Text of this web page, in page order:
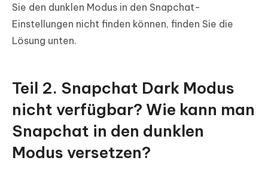
Sie den dunklen Modus in den Snapchat-
Einstellungen nicht finden können, finden Sie die
Lösung unten.
Teil 2. Snapchat Dark Modus
nicht verfügbar? Wie kann man
Snapchat in den dunklen
Modus versetzen?